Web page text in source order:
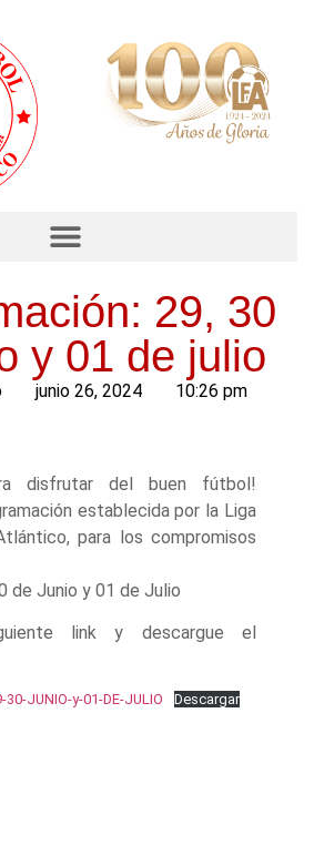
29, 30
y 01 de julio
junio 26, 2024 10:26 pm
disfrutar del buen fútbol!
establecida por la Liga
para los compromisos
de Junio y 01 de Julio
link y descargue el
30-JUNIO-y-01-DE-JULIO Descargar